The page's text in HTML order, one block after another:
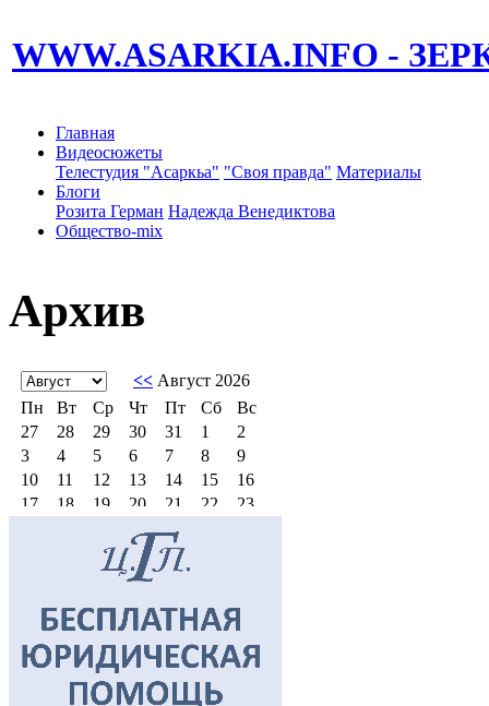
WWW.ASARKIA.INFO -
Главная
Видеосюжеты
Телестудия "Асаркьа" "Своя правда" Материалы
Блоги
Розита Герман Надежда Венедиктова
Общество-mix
Архив